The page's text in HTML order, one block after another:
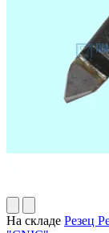
На складе Резец